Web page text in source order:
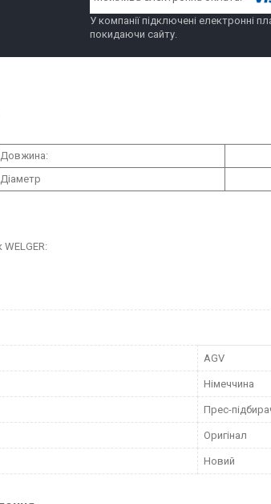
У компанії підключені електронні
покидаючи сайту.
Довжина:
Діаметр
AGV
Німеччина
Прес-
Оригінал
Новий